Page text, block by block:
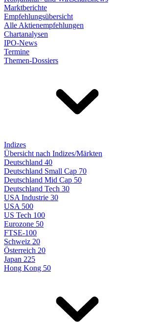
Marktberichte
Empfehlungsübersicht
Alle Aktienempfehlungen
Chartanalysen
IPO-News
Termine
Themen-Dossiers
Indizes
Übersicht nach Indizes/Märkten
Deutschland 40
Deutschland Small Cap 70
Deutschland Mid Cap 50
Deutschland Tech 30
USA Industrie 30
USA 500
US Tech 100
Eurozone 50
FTSE-100
Schweiz 20
Österreich 20
Japan 225
Hong Kong 50